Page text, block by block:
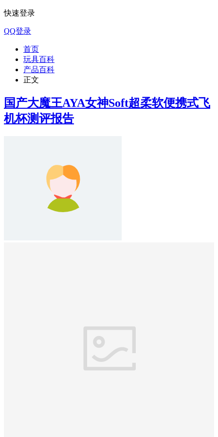
快速登录
QQ登录
首页
玩具百科
产品百科
正文
国产大魔王AYA女神Soft超柔软便携式飞
机杯测评报告